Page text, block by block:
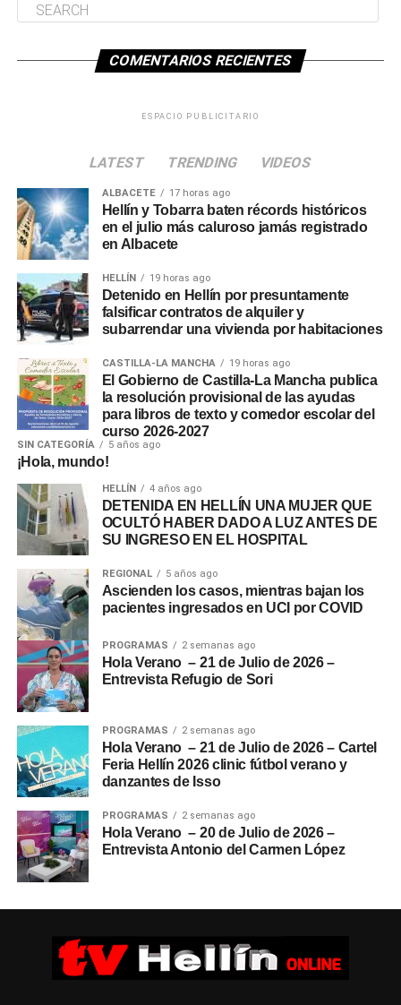
COMENTARIOS RECIENTES
ESPACIO PUBLICITARIO
LATEST TRENDING VIDEOS
ALBACETE 17 horas ago
Hellín y Tobarra baten récords históricos
en el julio más caluroso jamás registrado
en Albacete
HELLÍN 19 horas ago
Detenido en Hellín por presuntamente
falsificar contratos de alquiler y
subarrendar una vivienda por habitaciones
CASTILLA-LA MANCHA 19 horas ago
El Gobierno de Castilla-La Mancha publica
la resolución provisional de las ayudas
para libros de texto y comedor escolar del
curso 2026-2027
SIN CATEGORÍA 5 años ago
¡Hola, mundo!
HELLÍN 4 años ago
DETENIDA EN HELLÍN UNA MUJER QUE
OCULTÓ HABER DADO A LUZ ANTES DE
SU INGRESO EN EL HOSPITAL
REGIONAL 5 años ago
Ascienden los casos, mientras bajan los
pacientes ingresados en UCI por COVID
PROGRAMAS 2 semanas ago
Hola Verano – 21 de Julio de 2026 –
Entrevista Refugio de Sori
PROGRAMAS 2 semanas ago
Hola Verano – 21 de Julio de 2026 – Cartel
Feria Hellín 2026 clinic fútbol verano y
danzantes de Isso
PROGRAMAS 2 semanas ago
Hola Verano – 20 de Julio de 2026 –
Entrevista Antonio del Carmen López